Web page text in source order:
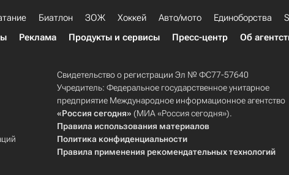
Биатлон ЗОЖ Хоккей Авто/мото Единоборства
Реклама Продукты и сервисы Пресс-центр Об
Свидетельство о регистрации Эл № ФС77-57640
Учредитель: Федеральное государственное унитарное
предприятие Международное информационное агентство
«Россия сегодня» (МИА «Россия сегодня»).
Правила использования материалов
Политика конфиденциальности
Правила применения рекомендательных технологий